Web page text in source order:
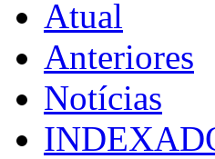
Atual
Anteriores
Notícias